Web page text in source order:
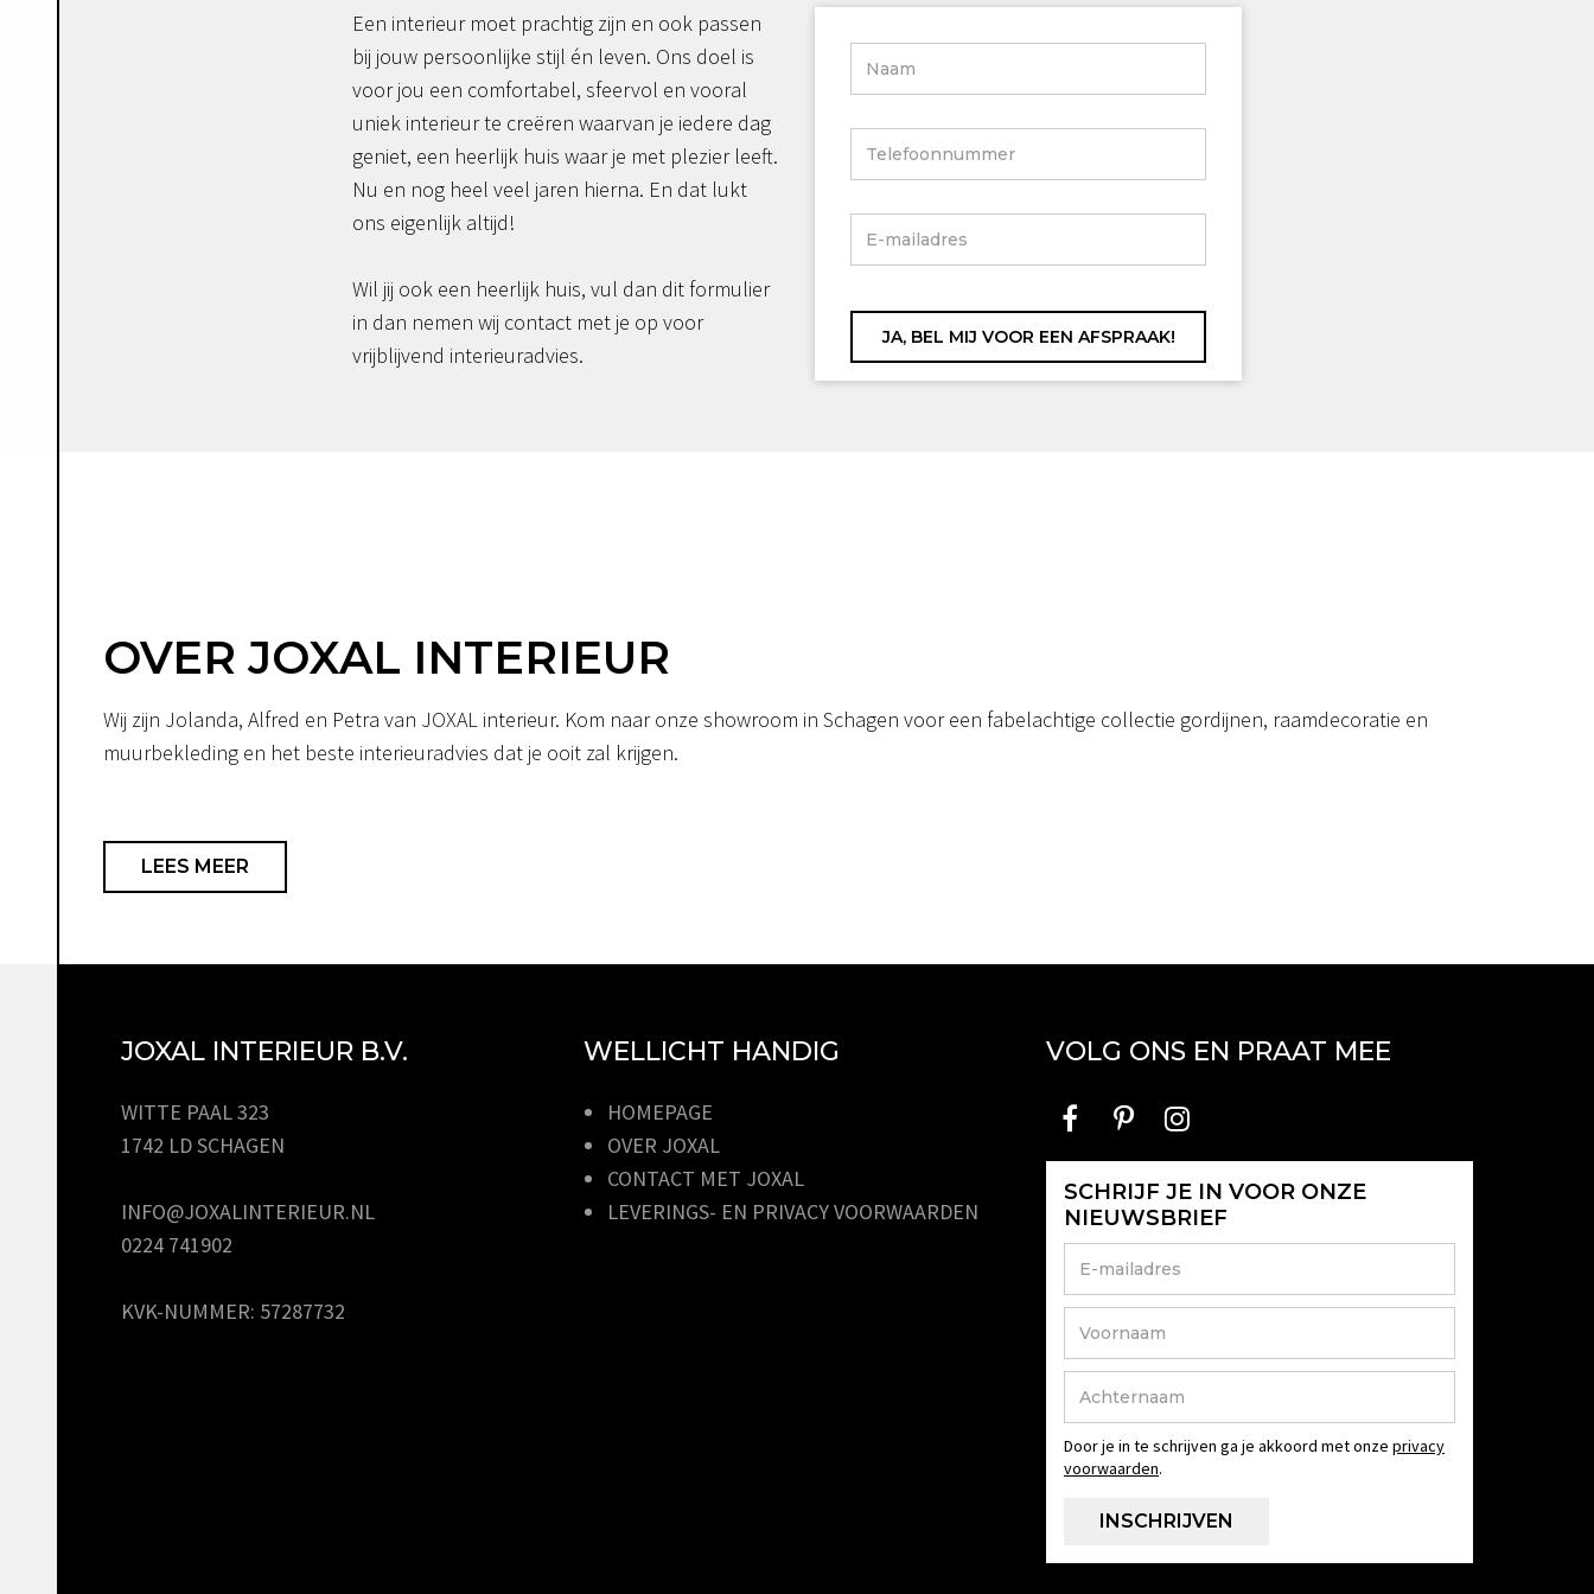
Een interieur moet prachtig zijn en ook passen
bij jouw persoonlijke stijl én leven. Ons doel is
voor jou een comfortabel, sfeervol en vooral
uniek interieur te creëren waarvan je iedere dag
geniet, een heerlijk huis waar je met plezier leeft.
Nu en nog heel veel jaren hierna. En dat lukt
ons eigenlijk altijd!
Wil jij ook een heerlijk huis, vul dan dit formulier
in dan nemen wij contact met je op voor
vrijblijvend interieuradvies.
OVER JOXAL INTERIEUR
Wij zijn Jolanda, Alfred en Petra van JOXAL interieur. Kom naar onze showroom in Schagen voor een fabelachtige collectie gordijnen, raamdecoratie en
muurbekleding en het beste interieuradvies dat je ooit zal krijgen.
LEES MEER
JOXAL INTERIEUR B.V.
WITTE PAAL 323
1742 LD SCHAGEN
INFO@JOXALINTERIEUR.NL
0224 741902
KVK-NUMMER: 57287732
WELLICHT HANDIG
HOMEPAGE
OVER JOXAL
CONTACT MET JOXAL
LEVERINGS- EN PRIVACY VOORWAARDEN
VOLG ONS EN PRAAT MEE
SCHRIJF JE IN VOOR ONZE
NIEUWSBRIEF
Door je in te schrijven ga je akkoord met onze privacy
voorwaarden.